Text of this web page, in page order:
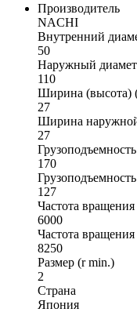
Производитель
NACHI
Внутренний
50
Наружный
110
Ширина (высота)
27
Ширина
27
170
127
Частота
6000
Частота
8250
Размер (r min.)
2
Страна
Япония